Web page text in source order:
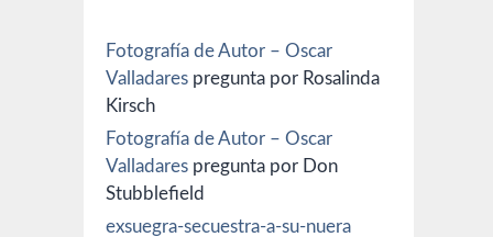
Fotografía de Autor – Oscar
Valladares pregunta por Rosalinda
Kirsch
Fotografía de Autor – Oscar
Valladares pregunta por Don
Stubblefield
exsuegra-secuestra-a-su-nuera